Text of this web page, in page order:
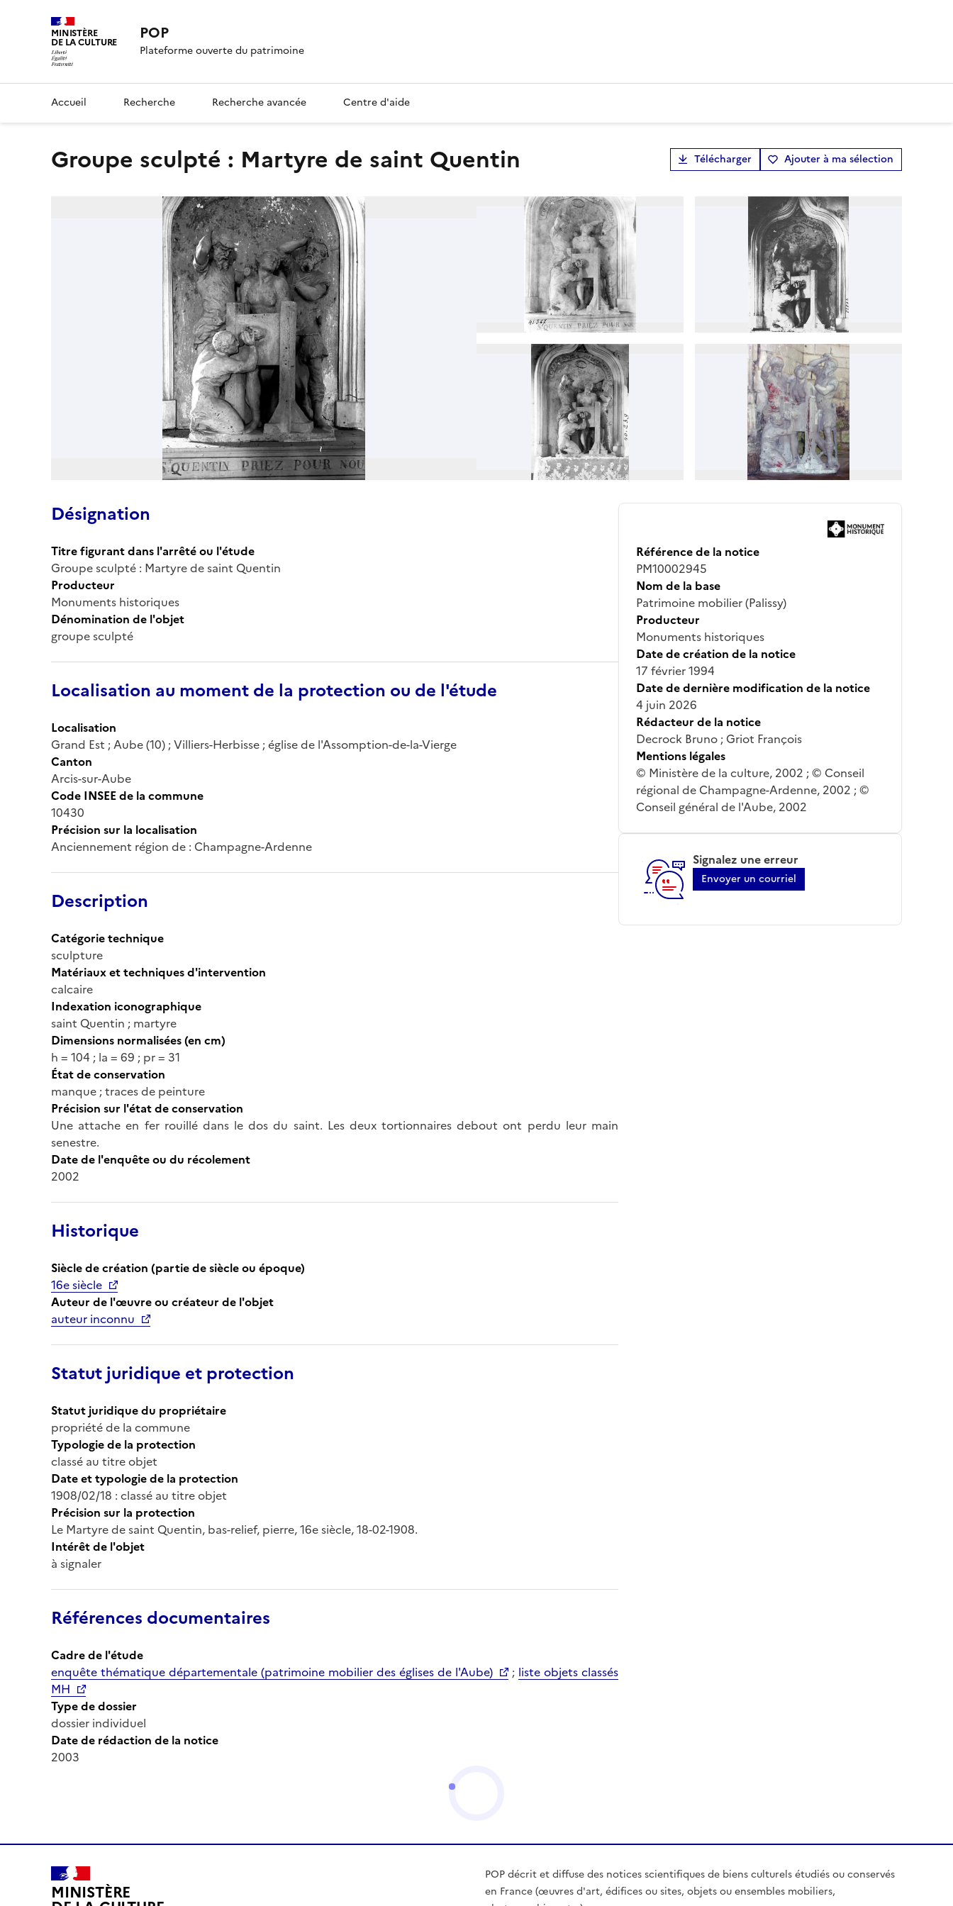
MINISTÈRE
DE LA CULTURE POP
Plateforme ouverte du patrimoine
Accueil Recherche Recherche avancée Centre d'aide
Groupe sculpté : Martyre de saint Quentin Télécharger Ajouter à ma sélection
Désignation
Titre figurant dans l'arrêté ou l'étude
Groupe sculpté : Martyre de saint Quentin
Producteur
Monuments historiques
Dénomination de l'objet
groupe sculpté
Localisation au moment de la protection ou de l'étude
Localisation
Grand Est ; Aube (10) ; Villiers-Herbisse ; église de l'Assomption-de-la-Vierge
Canton
Arcis-sur-Aube
Code INSEE de la commune
10430
Précision sur la localisation
Anciennement région de : Champagne-Ardenne
Description
Catégorie technique
sculpture
Matériaux et techniques d'intervention
calcaire
Indexation iconographique
saint Quentin ; martyre
Dimensions normalisées (en cm)
h = 104 ; la = 69 ; pr = 31
État de conservation
manque ; traces de peinture
Précision sur l'état de conservation
Une attache en fer rouillé dans le dos du saint. Les deux tortionnaires debout ont perdu leur main
senestre.
Date de l'enquête ou du récolement
2002
Historique
Siècle de création (partie de siècle ou époque)
16e siècle
Auteur de l'œuvre ou créateur de l'objet
auteur inconnu
Statut juridique et protection
Statut juridique du propriétaire
propriété de la commune
Typologie de la protection
classé au titre objet
Date et typologie de la protection
1908/02/18 : classé au titre objet
Précision sur la protection
Le Martyre de saint Quentin, bas-relief, pierre, 16e siècle, 18-02-1908.
Intérêt de l'objet
à signaler
Références documentaires
Cadre de l'étude
enquête thématique départementale (patrimoine mobilier des églises de l'Aube)
; liste objets classés
MH
Type de dossier
dossier individuel
Date de rédaction de la notice
2003
Référence de la notice
PM10002945
Nom de la base
Patrimoine mobilier (Palissy)
Producteur
Monuments historiques
Date de création de la notice
17 février 1994
Date de dernière modification de la notice
4 juin 2026
Rédacteur de la notice
Decrock Bruno ; Griot François
Mentions légales
© Ministère de la culture, 2002 ; © Conseil
régional de Champagne-Ardenne, 2002 ; ©
Conseil général de l'Aube, 2002
Signalez une erreur
Envoyer un courriel
MINISTÈRE
POP décrit et diffuse des notices scientifiques de biens culturels étudiés ou conservés
en France (œuvres d'art, édifices ou sites, objets ou ensembles mobiliers,